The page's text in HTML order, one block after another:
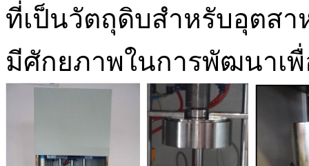
ที่เป็นวัตถุดิบสำหรับอุตส
มีศักยภาพในการพัฒนาเ